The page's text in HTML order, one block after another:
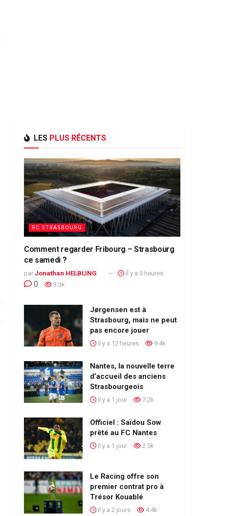
LES PLUS RÉCENTS
RC STRASBOURG
Comment regarder Fribourg – Strasbourg
ce samedi ?
par Jonathan HELBLING il y a 5 heures
0 3.3k
Jørgensen est à
Strasbourg, mais ne peut
pas encore jouer
il y a 12 heures 9.4k
Nantes, la nouvelle terre
d’accueil des anciens
Strasbourgeois
il y a 1 jour 7.2k
Officiel : Saïdou Sow
prêté au FC Nantes
il y a 1 jour 2.5k
Le Racing offre son
premier contrat pro à
Trésor Kouablé
il y a 2 jours 4.4k